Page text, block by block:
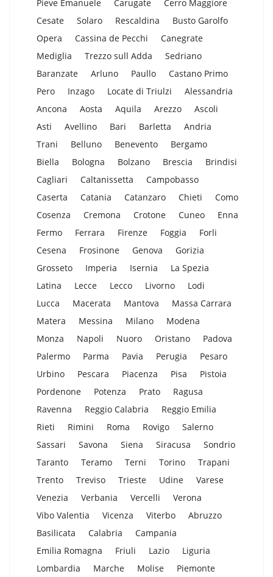
Pieve Emanuele
Carugate
Cerro Maggiore
Cesate
Solaro Rescaldina
Busto Garolfo
Opera
Cassina de Pecchi
Canegrate
Mediglia
Trezzo sull Adda
Sedriano
Baranzate
Arluno Paullo
Castano Primo
Pero
Inzago Locate di Triulzi
Alessandria
Ancona
Aosta Aquila Arezzo
Ascoli
Asti
Avellino Bari Barletta
Andria
Trani
Belluno Benevento
Bergamo
Biella
Bologna Bolzano Brescia
Brindisi
Cagliari
Caltanissetta
Campobasso
Caserta
Catania Catanzaro Chieti
Como
Cosenza
Cremona Crotone Cuneo
Enna
Fermo
Ferrara Firenze Foggia
Forli
Cesena
Frosinone Genova
Gorizia
Grosseto
Imperia Isernia
La Spezia
Latina
Lecce Lecco Livorno
Lodi
Lucca
Macerata Mantova
Massa Carrara
Matera
Messina Milano
Modena
Monza
Napoli Nuoro Oristano
Padova
Palermo
Parma Pavia Perugia
Pesaro
Urbino
Pescara Piacenza Pisa
Pistoia
Pordenone
Potenza Prato
Ragusa
Ravenna
Reggio Calabria
Reggio Emilia
Rieti
Rimini Roma Rovigo
Salerno
Sassari
Savona Siena Siracusa
Sondrio
Taranto
Teramo Terni Torino
Trapani
Trento
Treviso Trieste Udine
Varese
Venezia
Verbania Vercelli
Verona
Vibo Valentia
Vicenza Viterbo
Abruzzo
Basilicata
Calabria
Campania
Emilia Romagna
Friuli Lazio
Liguria
Lombardia
Marche Molise Piemonte